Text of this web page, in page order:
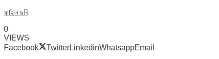
ফাইল ছবি
0
VIEWS
Facebook
TwitterLinkedinWhatsappEmail